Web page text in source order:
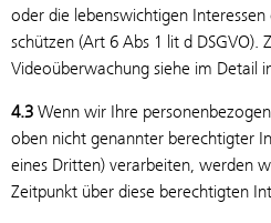
oder die lebenswichtigen
schützen (Art 6 Abs 1 lit d DSGVO).
Videoüberwachung siehe im Detail
4.3 Wenn wir Ihre
oben nicht genannter berechtigter
eines Dritten) verarbeiten, werden
Zeitpunkt über diese berechtigten